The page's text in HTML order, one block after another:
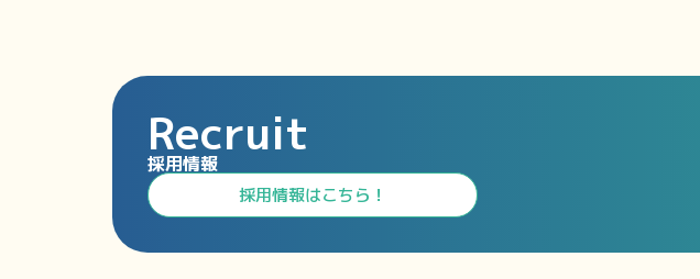
Recruit
採用情報
⁩採用情報⁩はこちら！